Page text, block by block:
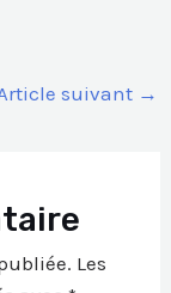
suivant →
Les